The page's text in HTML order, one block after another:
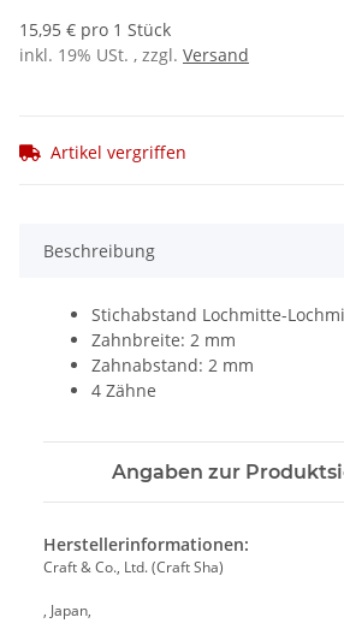
15,95 € pro 1 Stück
inkl. 19% USt. , zzgl. Versand
Artikel vergriffen
Beschreibung
Stichabstand Lochmitte-
Zahnbreite: 2 mm
Zahnabstand: 2 mm
4 Zähne
Angaben zur
Herstellerinformationen:
Craft & Co., Ltd. (Craft Sha)
, Japan,